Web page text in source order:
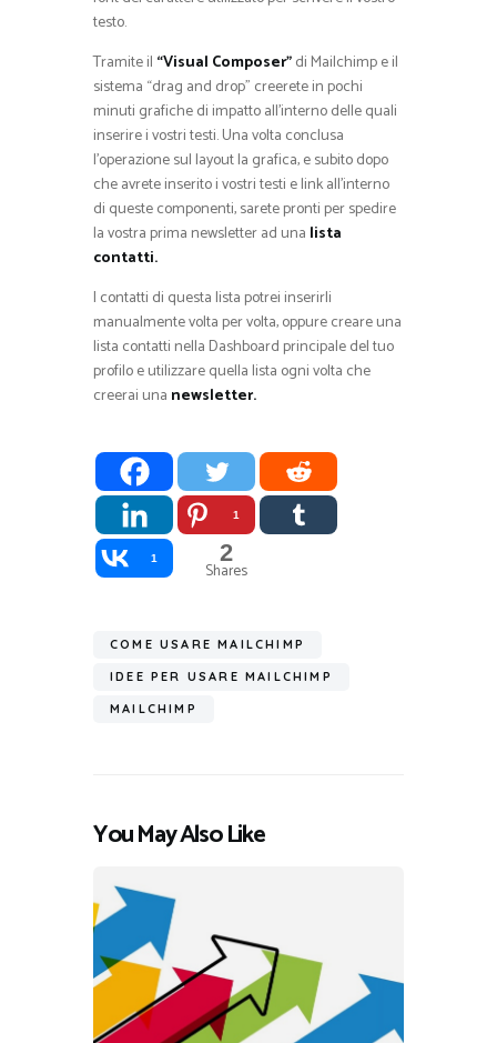
testo.
Tramite il “Visual Composer”di Mailchimp e il
sistema “drag and drop” creerete in pochi
minuti grafiche di impatto all’interno delle quali
inserire i vostri testi. Una volta conclusa
l’operazione sul layout la grafica, e subito dopo
che avrete inserito i vostri testi e link all’interno
di queste componenti, sarete pronti per spedire
la vostra prima newsletter ad una lista
contatti.
I contatti di questa lista potrei inserirli
manualmente volta per volta, oppure creare una
lista contatti nella Dashboard principale del tuo
profilo e utilizzare quella lista ogni volta che
creerai una newsletter.
1
1 2
Shares
COME USARE MAILCHIMP
IDEE PER USARE MAILCHIMP
MAILCHIMP
You May Also Like